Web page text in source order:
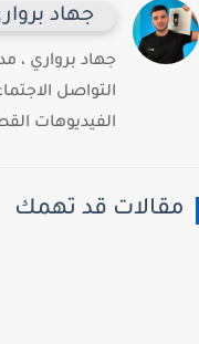
جهاد برواري
جهاد برواري ،
التواصل
الفيديوهات
قد تهمك